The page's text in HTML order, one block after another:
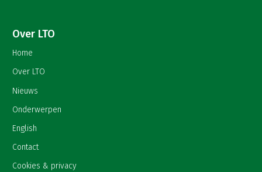
Over LTO
Home
Over LTO
Nieuws
Onderwerpen
English
Contact
Cookies & privacy